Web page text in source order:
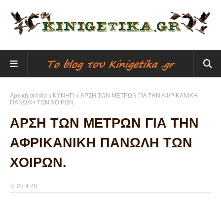
Αρχική σελίδα ΚΥΝΗΓΙ
ΑΡΣΗ ΤΩΝ ΜΕΤΡΩΝ ΓΙΑ ΤΗΝ ΑΦΡΙΚΑΝΙΚΗ
ΠΑΝΩΛΗ ΤΩΝ ΧΟΙΡΩΝ.
ΑΡΣΗ ΤΩΝ ΜΕΤΡΩΝ ΓΙΑ ΤΗΝ
ΑΦΡΙΚΑΝΙΚΗ ΠΑΝΩΛΗ ΤΩΝ
ΧΟΙΡΩΝ.
☆ 27.4.20